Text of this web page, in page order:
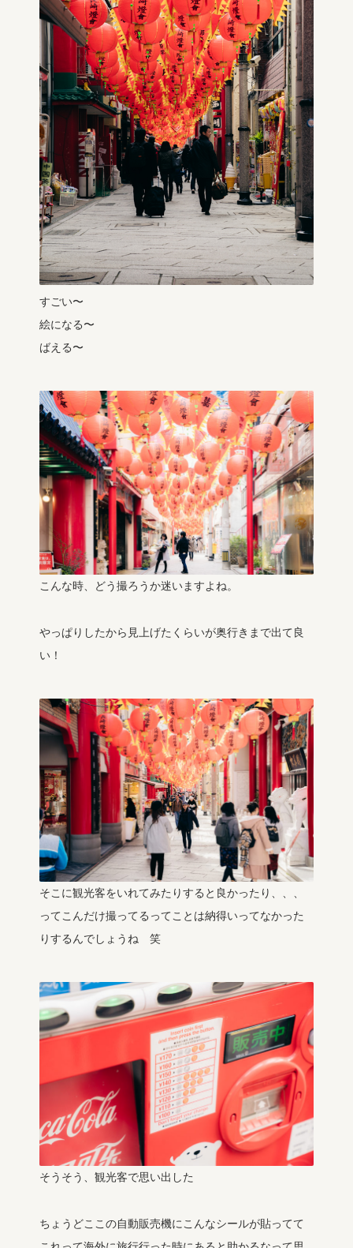
すごい〜
絵になる〜
ばえる〜
こんな時、どう撮ろうか迷いますよね。
やっぱりしたから見上げたくらいが奥行きまで出て良
い！
そこに観光客をいれてみたりすると良かったり、、、
ってこんだけ撮ってるってことは納得いってなかった
りするんでしょうね 笑
そうそう、観光客で思い出した
ちょうどここの自動販売機にこんなシールが貼ってて